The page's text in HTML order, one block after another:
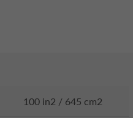
100 in2 / 645 cm2